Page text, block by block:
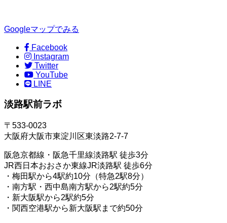
Googleマップでみる
Facebook
Instagram
Twitter
YouTube
LINE
淡路駅前ラボ
〒533-0023
大阪府大阪市東淀川区東淡路2-7-7
阪急京都線・阪急千里線淡路駅 徒歩3分
JR西日本おおさか東線JR淡路駅 徒歩6分
・梅田駅から4駅約10分（特急2駅8分）
・南方駅・西中島南方駅から2駅約5分
・新大阪駅から2駅約5分
・関西空港駅から新大阪駅まで約50分